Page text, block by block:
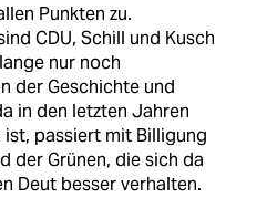
Punkten zu.
CDU, Schill und Kusch
nur noch
der Geschichte und
in den letzten Jahren
ist, passiert mit Billigung
der Grünen, die sich da
Deut besser verhalten.